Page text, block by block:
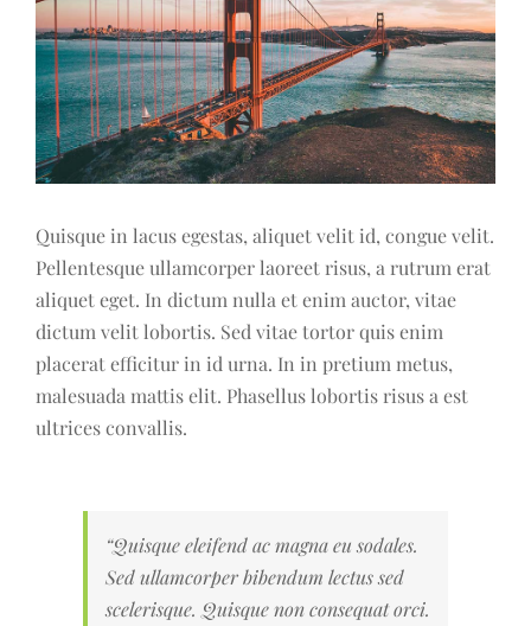
Quisque in lacus egestas, aliquet velit id, congue velit.
Pellentesque ullamcorper laoreet risus, a rutrum erat
aliquet eget. In dictum nulla et enim auctor, vitae
dictum velit lobortis. Sed vitae tortor quis enim
placerat efficitur in id urna. In in pretium metus,
malesuada mattis elit. Phasellus lobortis risus a est
ultrices convallis.
“Quisque eleifend ac magna eu sodales.
Sed ullamcorper bibendum lectus sed
scelerisque. Quisque non consequat orci.